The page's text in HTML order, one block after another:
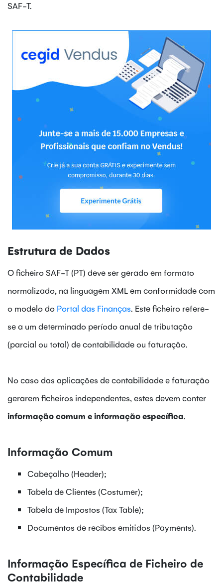
SAF-T.
Estrutura de Dados
O ficheiro SAF-T (PT) deve ser gerado em formato
normalizado, na linguagem XML em conformidade com
o modelo do Portal das Finanças. Este ficheiro refere-
se a um determinado período anual de tributação
(parcial ou total) de contabilidade ou faturação.
No caso das aplicações de contabilidade e faturação
gerarem ficheiros independentes, estes devem conter
informação comum e informação específica.
Informação Comum
Cabeçalho (Header);
Tabela de Clientes (Costumer);
Tabela de Impostos (Tax Table);
Documentos de recibos emitidos (Payments).
Informação Específica de Ficheiro de
Contabilidade